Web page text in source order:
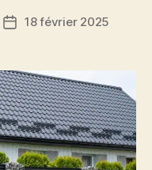
Date18 février 2025